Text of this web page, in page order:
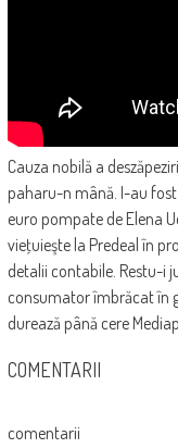
Cauza nobilă a
paharu-n mână. I-au
euro pompate de Elena
vieţuieşte la Predeal în
detalii contabile. Restu-i
consumator îmbrăcat în
durează până cere
COMENTARII
comentarii